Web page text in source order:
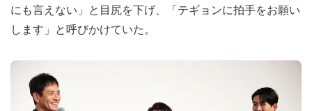
にも言えない」と目尻を下げ、「テギョンに拍手をお願い
します」と呼びかけていた。